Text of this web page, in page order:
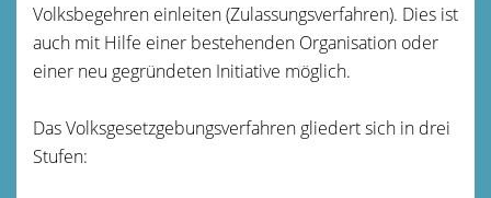
Volksbegehren einleiten (Zulassungsverfahren). Dies ist
auch mit Hilfe einer bestehenden Organisation oder
einer neu gegründeten Initiative möglich.
Das Volksgesetzgebungsverfahren gliedert sich in drei
Stufen: